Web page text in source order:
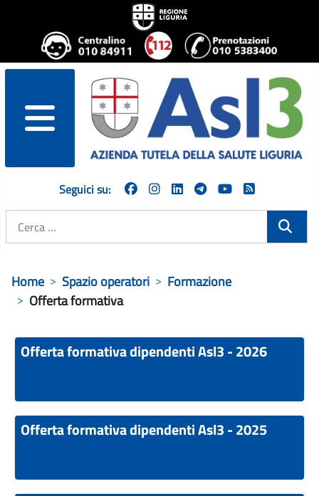
menu
Seguici su:
Home Spazio operatori
Formazione
Offerta formativa
Offerta formativa dipendenti Asl3 - 2026
Offerta formativa dipendenti Asl3 - 2025